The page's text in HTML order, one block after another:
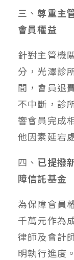
三、尊重主
會員權益
針對主管機
分，光澤診
間，會員退
不中斷，診
響會員完成
他因素延宕
四、 已提撥
障信託基金
為保障會員
千萬元作為
律師及會計
明執行進度